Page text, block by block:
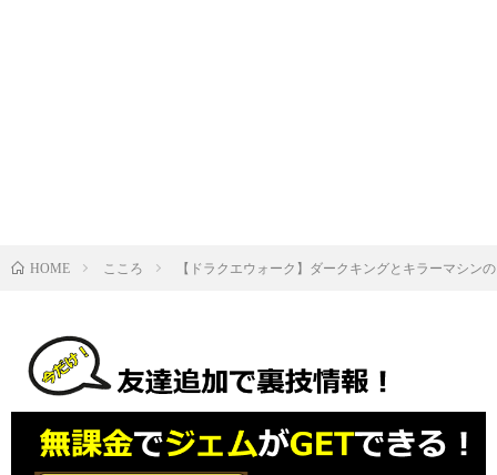
HOME こころ 【ドラクエウォーク】ダークキングとキラーマシン